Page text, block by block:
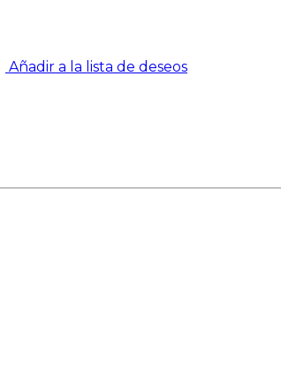
Añadir a la lista de deseos